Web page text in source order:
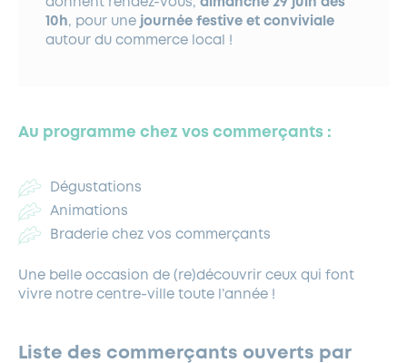
10h, pour une journée festive et conviviale
autour du commerce local !
Au programme chez vos commerçants :
Dégustations
Animations
Braderie chez vos commerçants
Une belle occasion de (re)découvrir ceux qui font
vivre notre centre-ville toute l’année !
Liste des commerçants ouverts par